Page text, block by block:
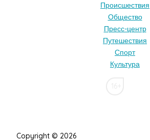
Происшествия
Общество
Пресс-центр
Путешествия
Спорт
Культура
Copyright © 2026